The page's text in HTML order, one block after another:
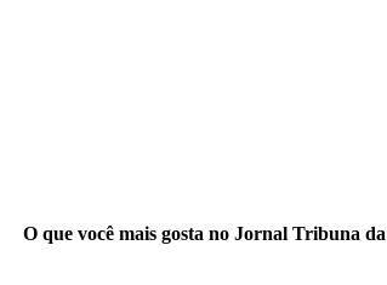
O que você mais gosta no Jornal Tribuna